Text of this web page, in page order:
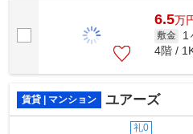
6.5万
敷金 1
4階 /
賃貸 | マンション ユアーズ
礼0